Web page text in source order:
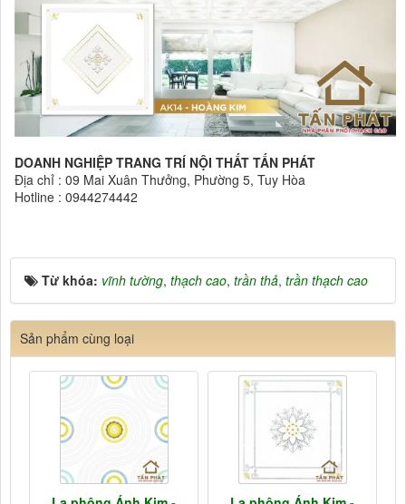
DOANH NGHIỆP TRANG TRÍ NỘI THẤT TẤN PHÁT
Địa chỉ : 09 Mai Xuân Thưởng, Phường 5, Tuy Hòa
Hotline : 0944274442
Từ khóa: vĩnh tường, thạch cao, trần thả, trần thạch cao
Sản phẩm cùng loại